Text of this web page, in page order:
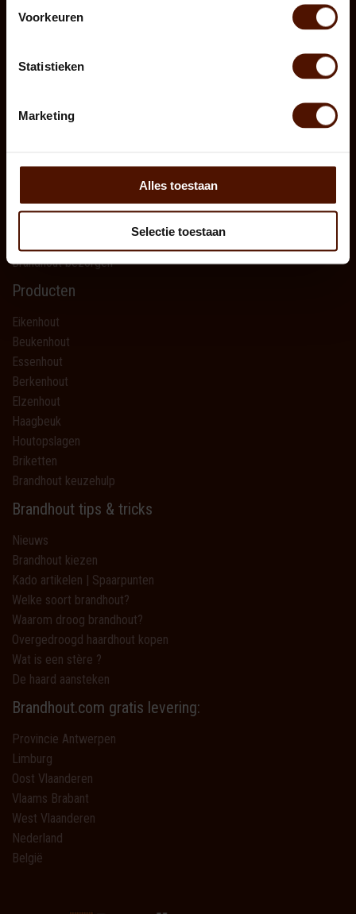
Voorkeuren
Statistieken
Marketing
Alles toestaan
Selectie toestaan
Klantenservice
Contact
Hoe kan ik brandhout bestellen?
Leveringsvoorwaarden
Brandhout bezorgen
Producten
Eikenhout
Beukenhout
Essenhout
Berkenhout
Elzenhout
Haagbeuk
Houtopslagen
Briketten
Brandhout keuzehulp
Brandhout tips & tricks
Nieuws
Brandhout kiezen
Kado artikelen | Spaarpunten
Welke soort brandhout?
Waarom droog brandhout?
Overgedroogd haardhout kopen
Wat is een stère ?
De haard aansteken
Brandhout.com gratis levering:
Provincie Antwerpen
Limburg
Oost Vlaanderen
Vlaams Brabant
West Vlaanderen
Nederland
België